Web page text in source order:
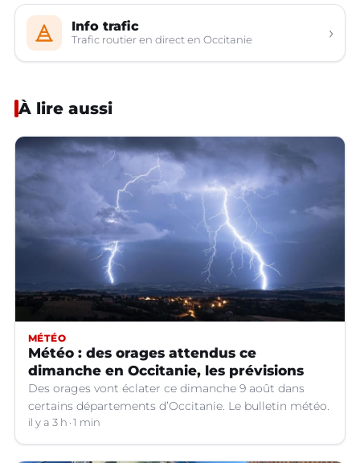
Info trafic
Trafic routier en direct en Occitanie ›
À lire aussi
MÉTÉO
Météo : des orages attendus ce
dimanche en Occitanie, les prévisions
Des orages vont éclater ce dimanche 9 août dans
certains départements d’Occitanie. Le bulletin météo.
il y a 3 h 1 min